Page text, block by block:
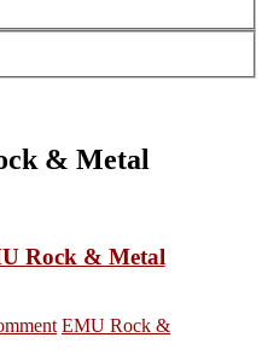
& Metal
Rock & Metal
EMU Rock &